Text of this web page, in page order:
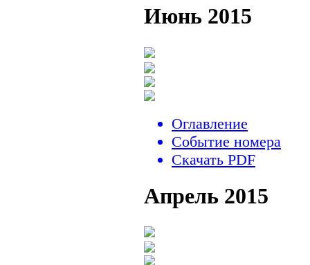
Июнь 2015
Оглавление
Событие номера
Скачать PDF
Апрель 2015